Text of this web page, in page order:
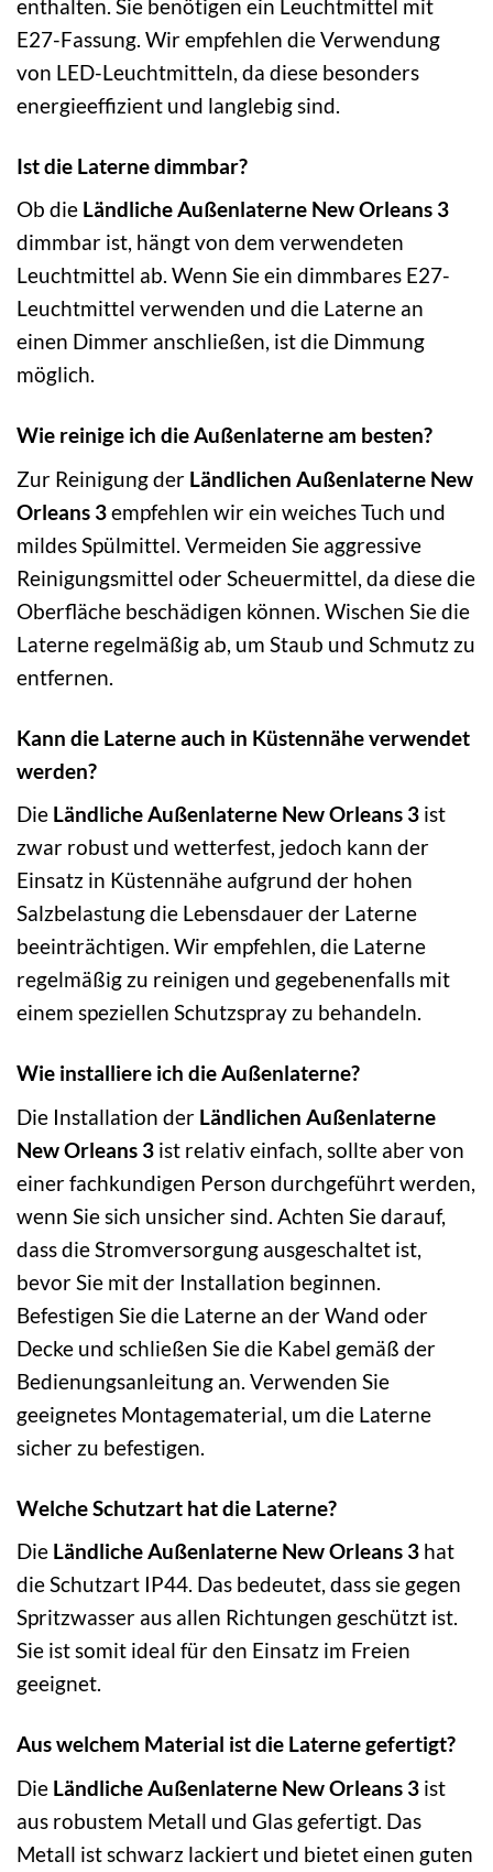
enthalten. Sie benötigen ein Leuchtmittel mit
E27-Fassung. Wir empfehlen die Verwendung
von LED-Leuchtmitteln, da diese besonders
energieeffizient und langlebig sind.
Ist die Laterne dimmbar?
Ob die Ländliche Außenlaterne New Orleans 3
dimmbar ist, hängt von dem verwendeten
Leuchtmittel ab. Wenn Sie ein dimmbares E27-
Leuchtmittel verwenden und die Laterne an
einen Dimmer anschließen, ist die Dimmung
möglich.
Wie reinige ich die Außenlaterne am besten?
Zur Reinigung der Ländlichen Außenlaterne New
Orleans 3empfehlen wir ein weiches Tuch und
mildes Spülmittel. Vermeiden Sie aggressive
Reinigungsmittel oder Scheuermittel, da diese die
Oberfläche beschädigen können. Wischen Sie die
Laterne regelmäßig ab, um Staub und Schmutz zu
entfernen.
Kann die Laterne auch in Küstennähe verwendet
werden?
Die Ländliche Außenlaterne New Orleans 3 ist
zwar robust und wetterfest, jedoch kann der
Einsatz in Küstennähe aufgrund der hohen
Salzbelastung die Lebensdauer der Laterne
beeinträchtigen. Wir empfehlen, die Laterne
regelmäßig zu reinigen und gegebenenfalls mit
einem speziellen Schutzspray zu behandeln.
Wie installiere ich die Außenlaterne?
Die Installation der Ländlichen Außenlaterne
New Orleans 3 ist relativ einfach, sollte aber von
einer fachkundigen Person durchgeführt werden,
wenn Sie sich unsicher sind. Achten Sie darauf,
dass die Stromversorgung ausgeschaltet ist,
bevor Sie mit der Installation beginnen.
Befestigen Sie die Laterne an der Wand oder
Decke und schließen Sie die Kabel gemäß der
Bedienungsanleitung an. Verwenden Sie
geeignetes Montagematerial, um die Laterne
sicher zu befestigen.
Welche Schutzart hat die Laterne?
Die Ländliche Außenlaterne New Orleans 3 hat
die Schutzart IP44. Das bedeutet, dass sie gegen
Spritzwasser aus allen Richtungen geschützt ist.
Sie ist somit ideal für den Einsatz im Freien
geeignet.
Aus welchem Material ist die Laterne gefertigt?
Die Ländliche Außenlaterne New Orleans 3 ist
aus robustem Metall und Glas gefertigt. Das
Metall ist schwarz lackiert und bietet einen guten